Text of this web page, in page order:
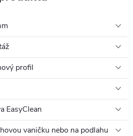
profil
EasyClean
vaničku nebo na podlahu